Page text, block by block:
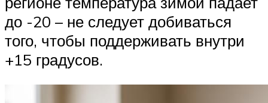
до -20 – не следует добиваться
того, чтобы поддерживать внутри
+15 градусов.